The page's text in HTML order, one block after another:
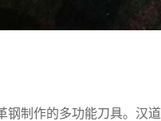
钢制作的多功能刀具。汉